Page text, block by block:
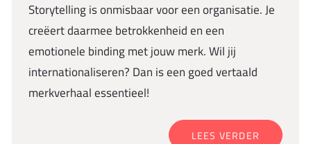
Storytelling is onmisbaar voor een organisatie. Je
creëert daarmee betrokkenheid en een
emotionele binding met jouw merk. Wil jij
internationaliseren? Dan is een goed vertaald
merkverhaal essentieel!
LEES VERDER